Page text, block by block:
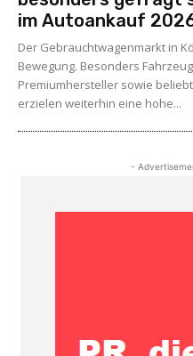
im Autoankauf
Der Gebrauchtwagenmarkt in
Bewegung. Besonders
Premiumhersteller sowie
erzielen weiterhin eine hohe...
-